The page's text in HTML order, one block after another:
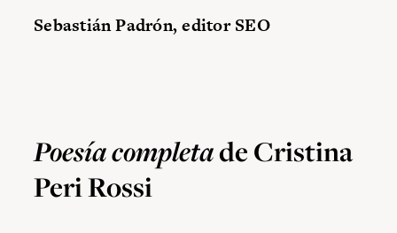
Sebastián Padrón, editor SEO
Poesía completade Cristina
Peri Rossi